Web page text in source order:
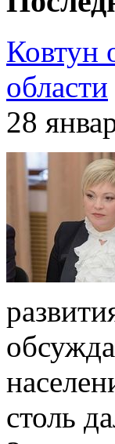
Ковтун
области
28
столь